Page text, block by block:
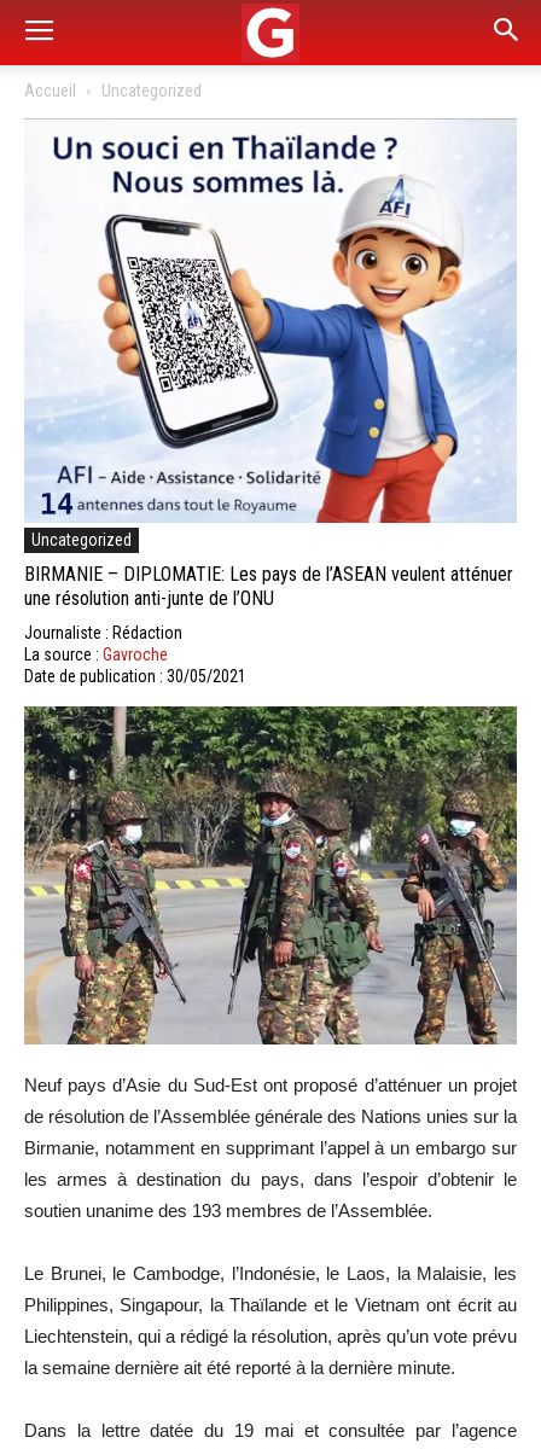
Accueil Uncategorized
Uncategorized
BIRMANIE – DIPLOMATIE: Les pays de l’ASEAN veulent atténuer
une résolution anti-junte de l’ONU
Journaliste : Rédaction
La source : Gavroche
Date de publication : 30/05/2021
Neuf pays d’Asie du Sud-Est ont proposé d’atténuer un projet
de résolution de l’Assemblée générale des Nations unies sur la
Birmanie, notamment en supprimant l’appel à un embargo sur
les armes à destination du pays, dans l’espoir d’obtenir le
soutien unanime des 193 membres de l’Assemblée.
Le Brunei, le Cambodge, l’Indonésie, le Laos, la Malaisie, les
Philippines, Singapour, la Thaïlande et le Vietnam ont écrit au
Liechtenstein, qui a rédigé la résolution, après qu’un vote prévu
la semaine dernière ait été reporté à la dernière minute.
Dans la lettre datée du 19 mai et consultée par l’agence